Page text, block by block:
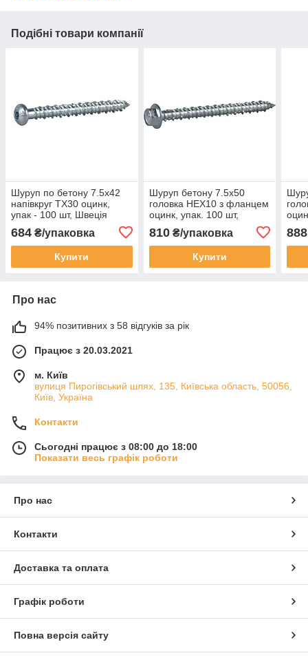
Подібні товари компанії
Шуруп по бетону 7.5х42
напівкруг TX30 оцинк,
упак - 100 шт, Швеція
684 ₴/упаковка
Купити
Шуруп бетону 7.5х50
головка HEX10 з фланцем
оцинк, упак. 100 шт,
810₴/упаковка
Купити
888
Про нас
94% позитивних з 58 відгуків за рік
Працює з 20.03.2021
м. Київ
вулиця Пирогівський шлях, 135, Київська область, 50056,
Київ, Україна
Контакти
Сьогодні працює з 08:00 до 18:00
Показати весь графік роботи
Про нас
Контакти
Доставка та оплата
Графік роботи
Повна версія сайту